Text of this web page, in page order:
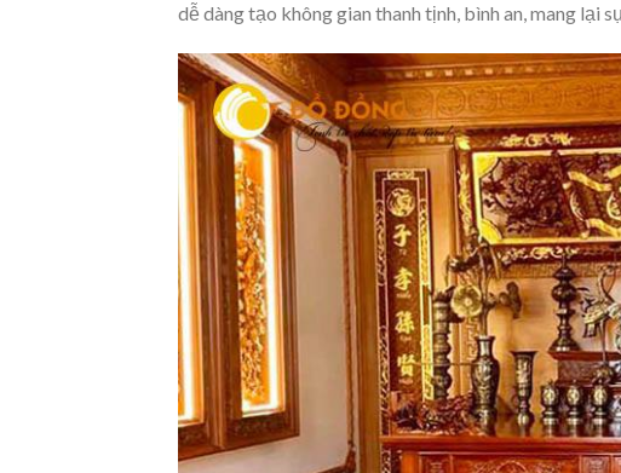
dễ dàng tạo không gian thanh tịnh, bình an, mang lại